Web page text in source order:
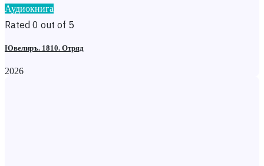
Аудиокнига
Rated 0 out of 5
Ювелиръ. 1810. Отряд
2026